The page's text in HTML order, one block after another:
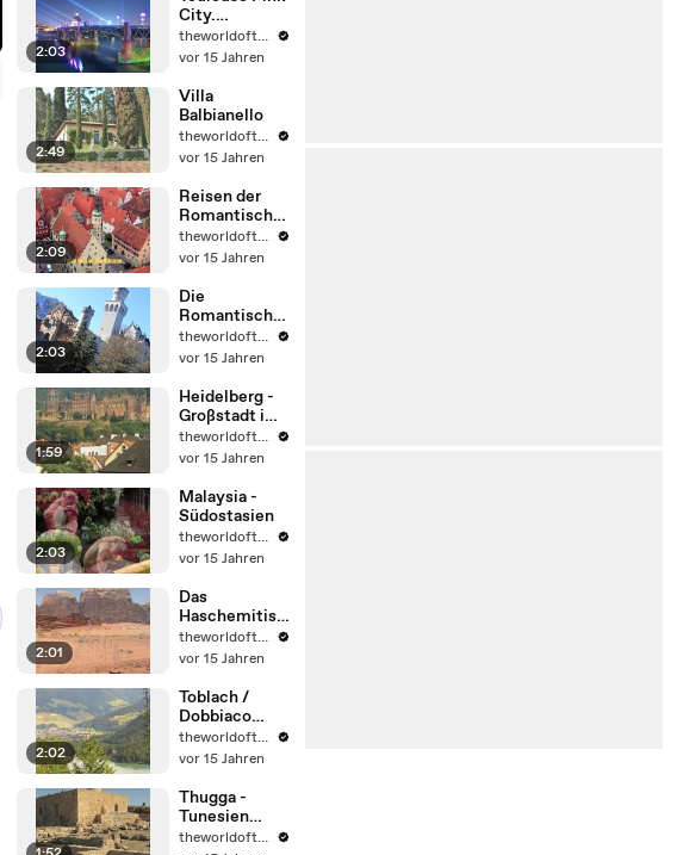
2:03
City.
Frankreichtheworldoftravel2
vor 15 Jahren
2:49
Villa
Balbianello
theworldoftravel2
vor 15 Jahren
2:09
Reisen der
Romantische
n Straße
theworldoftravel2
vor 15 Jahren
2:03
Die
Romantische
Straße -
Fssen -
theworldoftravel2
vor 15 Jahren
1:59
Heidelberg -
Großstadt im
Südwesten -
Deutschlands,
theworldoftravel2
vor 15 Jahren
2:03
Malaysia -
Südostasien
theworldoftravel2
vor 15 Jahren
2:01
Das
Haschemitisc
he Königreich
Jordanien
theworldoftravel2
vor 15 Jahren
2:02
Toblach /
Dobbiaco
Südtirol -
Italien
theworldoftravel2
vor 15 Jahren
Thugga -
Tunesien
UNESCO-theworldoftravel2